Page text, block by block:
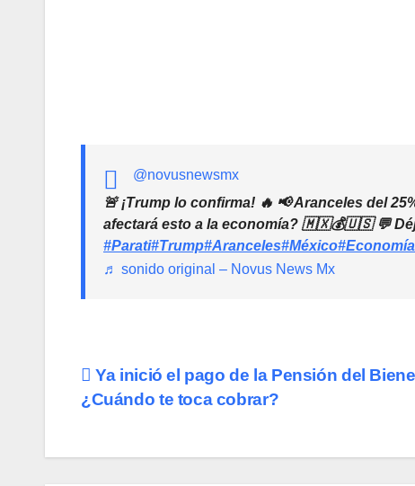
@novusnewsmx
🚨 ¡Trump lo confirma! 🔥 📢 Aranceles del
afectará esto a la economía? 🇲🇽💰🇺🇸 💬
#Parati#Trump#Aranceles#México#Economía
♬ sonido original – Novus News Mx
Navegación
de
entradas
Ya inició el pago de la Pensión del
¿Cuándo te toca cobrar?